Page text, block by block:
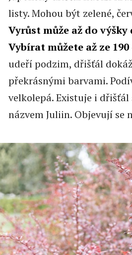
listy. Mohou být zelené,
Vyrůst může až do výšky
Vybírat můžete až ze
udeří podzim, dřišťál
překrásnými barvami.
velkolepá. Existuje i dřišťál
názvem Juliin. Objevují se